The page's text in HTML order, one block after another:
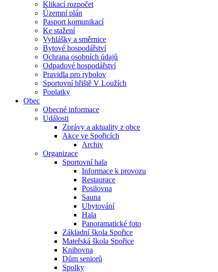
Klikací rozpočet
Územní plán
Pasport komunikací
Ke stažení
Vyhlášky a směrnice
Bytové hospodářství
Ochrana osobních údajů
Odpadové hospodářství
Pravidla pro rybolov
Sportovní hřiště V Loužích
Poplatky
Obec
Obecné informace
Události
Zprávy a aktuality z obce
Akce ve Spořicích
Archiv
Organizace
Sportovní hala
Informace k provozu
Restaurace
Posilovna
Sauna
Ubytování
Hala
Panoramatické foto
Základní škola Spořice
Mateřská škola Spořice
Knihovna
Dům seniorů
Spolky